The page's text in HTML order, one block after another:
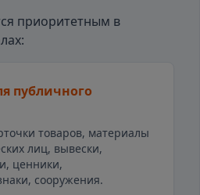
приоритетным в
публичного
товаров, материалы
лиц, вывески,
ценники,
сооружения.